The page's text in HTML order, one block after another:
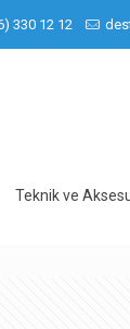
330 12 12
Teknik ve